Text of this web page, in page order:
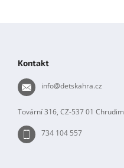
Kontakt
info@detskahra.cz
Tovární 316, CZ-537 01 Chrudim
734 104 557